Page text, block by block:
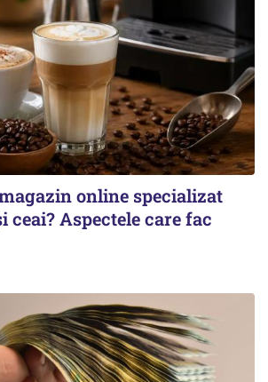
online specializat
ceai? Aspectele care fac